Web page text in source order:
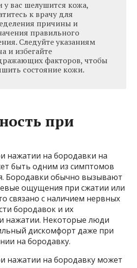
у вас шелушится кожа,
к врачу для
причины и
правильного
Следуйте указаниям
и избегайте
факторов, чтобы
состояние кожи.
при
нажатии на бородавки на
быть одним из симптомов
Бородавки обычно вызывают
ощущения при сжатии или
связано с наличием нервных
бородавок и их
нажатии. Некоторые люди
дискомфорт даже при
на бородавку.
нажатии на бородавку может